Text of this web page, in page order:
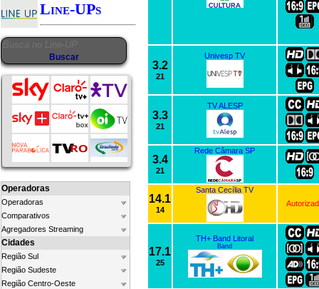
Line-UPs
Operadoras
Operadoras
Comparativos
Agregadores Streaming
Cidades
Região Sul
Região Sudeste
Região Centro-Oeste
3.2
21
Univesp TV
3.3
21
TV ALESP
3.4
21
Rede Câmara SP
14.1
14
Santa Cecília TV
17.1
25
TH+ Band Litoral
Band